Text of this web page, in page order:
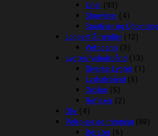
Liner (93)
Showliner (4)
Sporliner og Opbinding
Loppe/flåt midler (12)
Vetocanis (3)
Lygter/lyshalsbånd (13)
Diverse Lygter (1)
Lyshalsbånd (5)
Orbiloc (5)
Reflexer (2)
Olie (4)
Pelspleje og trimning (88)
Børster (6)